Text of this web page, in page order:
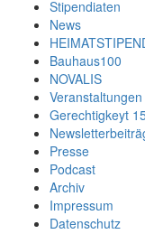
Stipendiaten
News
Bauhaus100
NOVALIS
Veranstaltungen
Gerechtigkeyt
Presse
Podcast
Archiv
Impressum
Datenschutz